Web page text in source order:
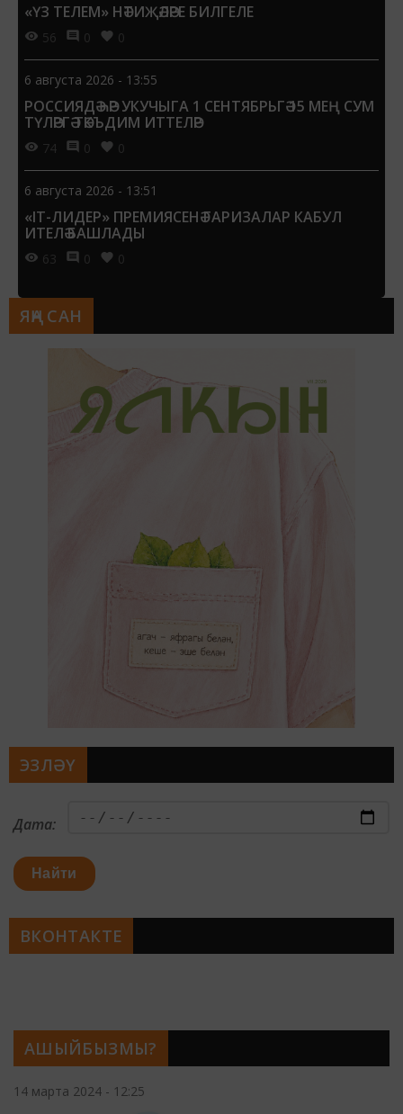
«ҮЗ ТЕЛЕМ» НӘТИҖӘЛӘРЕ БИЛГЕЛЕ
56 0 0
6 августа 2026 - 13:55
РОССИЯДӘ ҺӘР УКУЧЫГА 1 СЕНТЯБРЬГӘ 15 МЕҢ СУМ
ТҮЛӘРГӘ ТӘКЪДИМ ИТТЕЛӘР
74 0 0
6 августа 2026 - 13:51
«IT-ЛИДЕР» ПРЕМИЯСЕНӘ ГАРИЗАЛАР КАБУЛ
ИТЕЛӘ БАШЛАДЫ
63 0 0
АШЫЙБЫЗМЫ?
14 марта 2024 - 12:25
ЯҢА САН
ЭЗЛӘҮ
Дата:
Найти
ВКОНТАКТЕ